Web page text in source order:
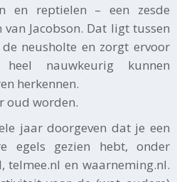
en reptielen – een zesde
Jacobson. Dat ligt tussen
neusholte en zorgt ervoor
nauwkeurig kunnen
herkennen.
oud worden.
jaar doorgeven dat je een
egels gezien hebt, onder
telmee.nl en waarneming.nl.